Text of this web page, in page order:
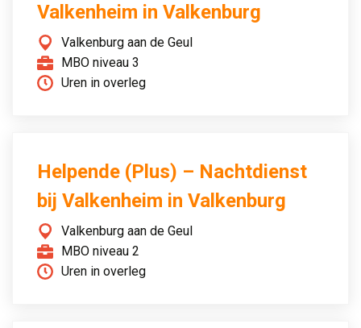
Valkenheim in Valkenburg
Valkenburg aan de Geul
MBO niveau 3
Uren in overleg
Helpende (Plus) – Nachtdienst
bij Valkenheim in Valkenburg
Valkenburg aan de Geul
MBO niveau 2
Uren in overleg